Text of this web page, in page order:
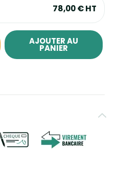
78,00 €HT
AJOUTER AU
PANIER